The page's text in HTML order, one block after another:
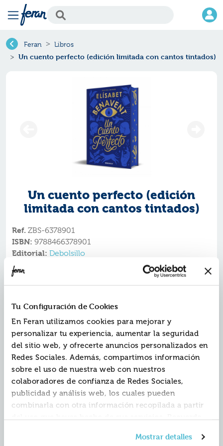
Tu Configuración de Cookies
En Feran utilizamos cookies para mejorar y
personalizar tu experiencia, aumentar la seguridad
del sitio web, y ofrecerte anuncios personalizados en
Redes Sociales. Además, compartimos información
sobre el uso de nuestra web con nuestros
colaboradores de confianza de Redes Sociales,
publicidad y análisis web, los cuales pueden
combinarla con otra información recopilada a partir
consentimiento en cualquier momento. Para más
Mostrar detalles
Feran Libros
Un cuento perfecto (edición limitada con cantos tintados)
Un cuento perfecto (edición
limitada con cantos tintados)
Ref. ZBS-6378901
ISBN: 9788466378901
Editorial: Debolsillo
Autor:
Colección: Campaña Edición Con Cantos Tintados
Fecha de edición:2024
Más de 4.500.000 de ejemplares vendidos.
«Elísabet Benavent es la voz masiva de una
generación».
Jesús Ruiz Mantilla,El País
Edición limitada con cantos tintados
¿Qué sucede cuando descubres que el final de tu
- Érase una vez una mujer que lo tenía todo y un chico
que no tenía nada.
- Érase una vez una historia de amor entre el éxito y la
- Érase una vez un cuento perfecto.
Elísabet Benavent, @BetaCoqueta, vuelve al panorama
de la literatura con una novela que explora el